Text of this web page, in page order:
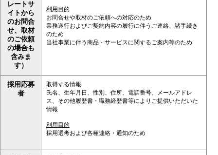
レートサ
イトから
のお問合
せ、取材
のご依頼
の場合も
含みま
す）
利用目的
お問合せや取材のご依頼への対応のため
業務遂行およびご契約内容の履行に伴うご連絡、諸手続き
のため
当社事業に伴う商品・サービスに関するご案内等のため
採用応募
者
取得する情報
氏名、生年月日、性別、住所、電話番号、メールアドレ
ス、その他履歴書・職務経歴書等によりご提供いただいた
情報
利用目的
採用選考および各種連絡・通知のため